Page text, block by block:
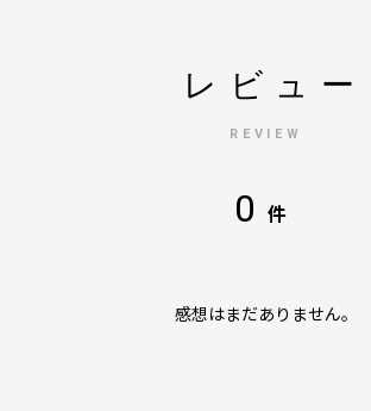
レビュー
REVIEW
0 件
感想はまだありません。